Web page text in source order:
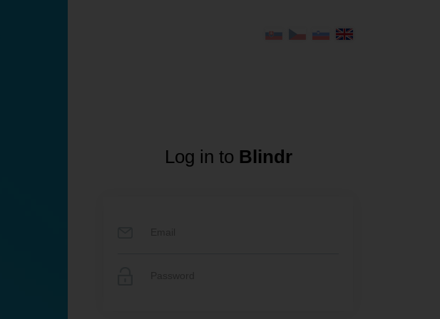
Log in to Blindr